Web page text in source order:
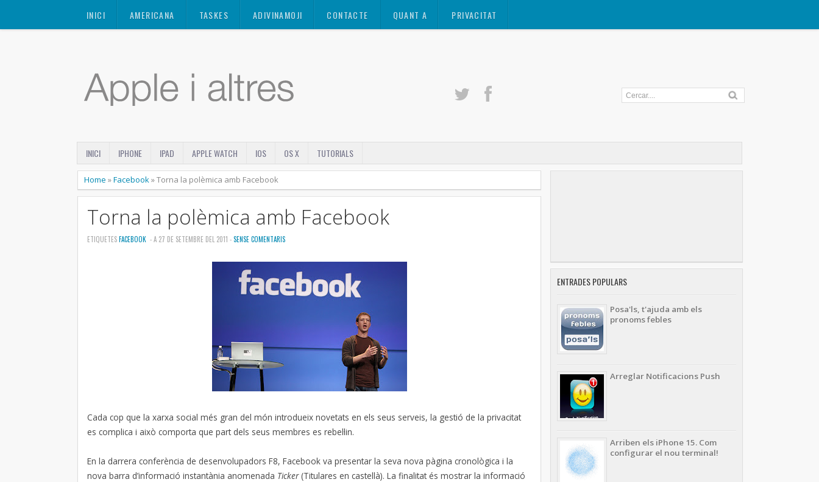
INICI AMERICANA TASKES ADIVINAMOJI CONTACTE QUANT A PRIVACITAT
INICI IPHONE IPAD APPLE WATCH IOS OS X TUTORIALS
Home »Facebook»Torna la polèmica amb Facebook
Torna la polèmica amb Facebook
ETIQUETESFACEBOOK - A 27 DE SETEMBRE DEL 2011 -SENSE COMENTARIS
Cada cop que la xarxa social més gran del món introdueix novetats en els seus serveis, la gestió de la privacitat
es complica i això comporta que part dels seus membres es rebel·lin.
En la darrera conferència de desenvolupadors F8, Facebook va presentar la seva nova pàgina cronològica i la
nova barra d’informació instantània anomenada Ticker(Titulares en castellà). La finalitat és mostrar la informació
ENTRADES POPULARS
Posa'ls, t'ajuda amb els
pronoms febles
Arreglar Notificacions Push
Arriben els iPhone 15. Com
configurar el nou terminal!